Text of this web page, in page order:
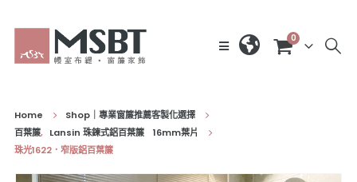
0
Home
Shop｜專業窗簾推薦客製化選擇
百葉簾, Lansin 珠鍊式鋁百葉簾 16mm葉片
珠光1622．窄版鋁百葉簾